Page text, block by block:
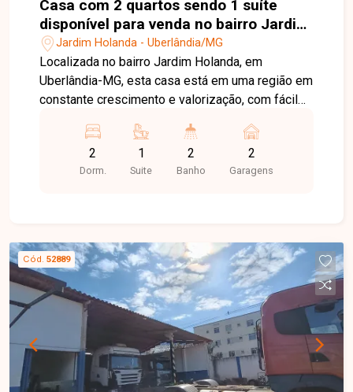
Casa com 2 quartos sendo 1 suíte
disponível para venda no bairro Jardim
Holanda em Uberlândia-MG
Jardim Holanda - Uberlândia/MG
Localizada no bairro Jardim Holanda, em
Uberlândia-MG, esta casa está em uma região em
constante crescimento e valorização, com fácil
supermercados, escolas, farmácias, comércios e
diversos serviços, proporcionando praticidade,
conforto e qualidade de vida para toda a família.
social, cozinha, área de serviço e 02 vagas de
garagem. O projeto foi desenvolvido para
oferecer ambientes bem distribuídos, funcionais
e confortáveis, ideais para o dia a dia. O imóvel
encontra-se em fase de construção. As fotos
apresentadas são de uma casa com o mesmo
projeto, já vendida, servindo como referência do
padrão de acabamento. Esta é uma excelente
2
Dorm.
1
Suite
2
Banho
2
Garagens
Cód. 52889